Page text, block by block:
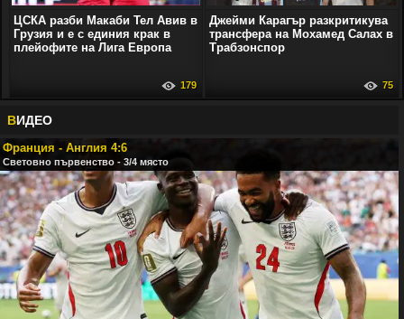
ЦСКА разби Макаби Тел Авив в
Грузия и е с единия крак в
плейофите на Лига Европа
179
Джейми Карагър разкритикува
трансфера на Мохамед Салах в
Трабзонспор
75
ВИДЕО
Франция - Англия 4:6
Световно първенство - 3/4 място